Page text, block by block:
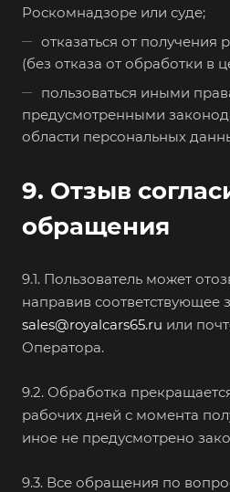
Роскомнадзоре или суде;
отказаться от получения
(без отказа от обработки в
пользоваться иными
предусмотренными
области персональных
9. Отзыв
обращения
9.1. Пользователь может
направив соответствующее
sales@royalcars65.ru или
Оператора.
9.2. Обработка
рабочих дней с момента
иное не предусмотрено
9.3. Все обращения по